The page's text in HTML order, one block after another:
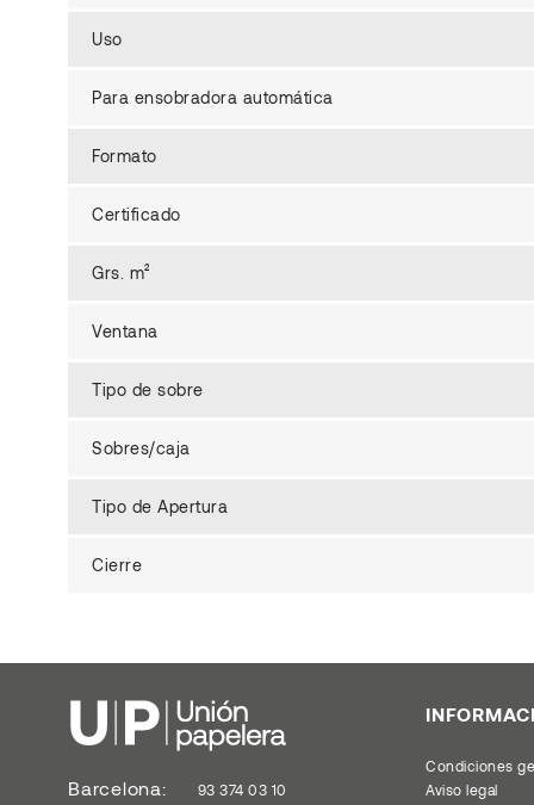
Uso
Para ensobradora automática
Formato
Certificado
Grs. m²
Ventana
Tipo de sobre
Sobres/caja
Tipo de Apertura
Cierre
Barcelona: 93 374 03 10
Condiciones
Aviso legal